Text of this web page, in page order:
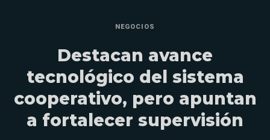
NEGOCIOS
Destacan avance
tecnológico del sistema
cooperativo, pero apuntan
a fortalecer supervisión